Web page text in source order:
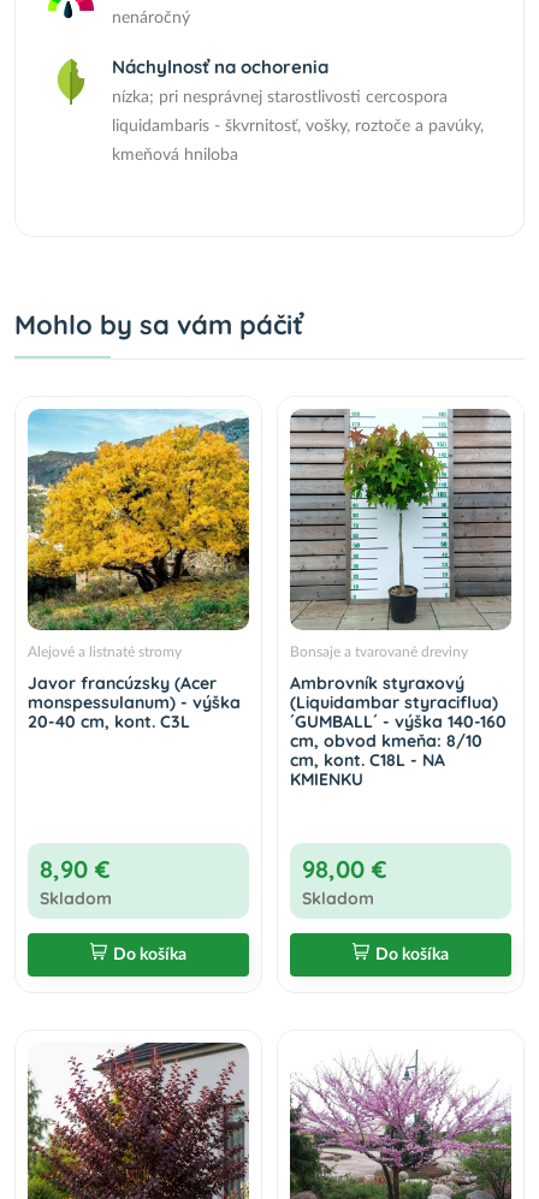
nenáročný
Náchylnosť na ochorenia
nízka; pri nesprávnej starostlivosti cercospora
liquidambaris - škvrnitosť, vošky, roztoče a pavúky,
kmeňová hniloba
Mohlo by sa vám páčiť
Alejové a listnaté stromy
Javor francúzsky (Acer
monspessulanum) - výška
20-40 cm, kont. C3L
8,90 €
Skladom
Do košíka
Bonsaje a tvarované dreviny
Ambrovník styraxový
(Liquidambar styraciflua)
´GUMBALL´ - výška 140-160
cm, obvod kmeňa: 8/10
cm, kont. C18L - NA
KMIENKU
98,00 €
Skladom
Do košíka